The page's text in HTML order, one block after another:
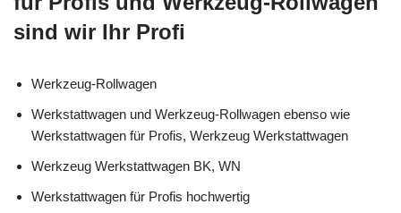
sind wir Ihr Profi
Werkzeug-Rollwagen
Werkstattwagen und Werkzeug-Rollwagen ebenso wie
Werkstattwagen für Profis, Werkzeug Werkstattwagen
Werkzeug Werkstattwagen BK, WN
Werkstattwagen für Profis hochwertig